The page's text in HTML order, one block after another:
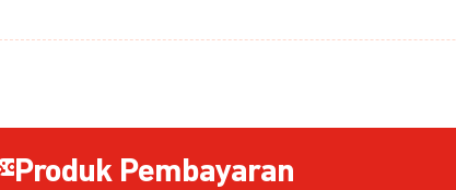
Produk Pembayaran